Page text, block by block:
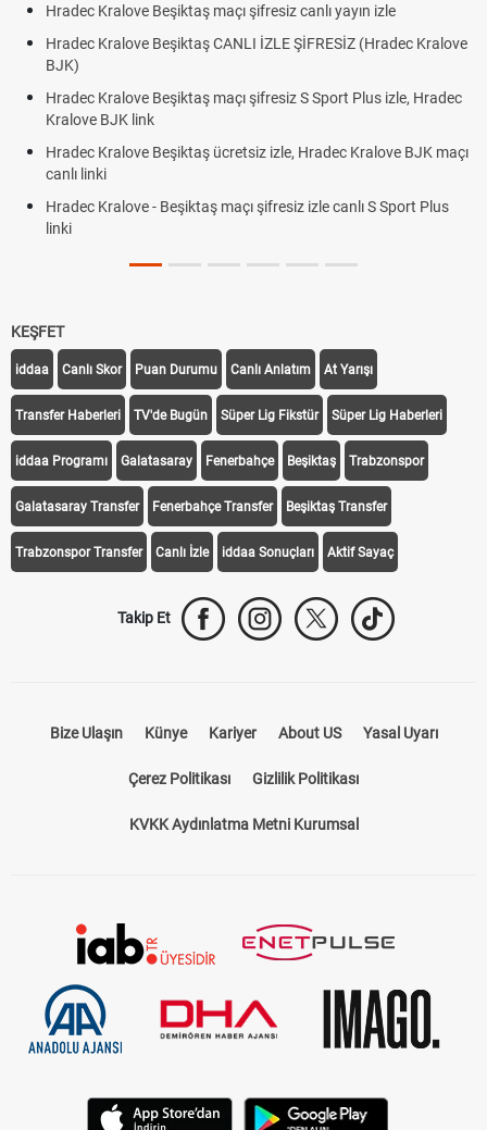
maçı şifresiz canlı yayın izle
CANLI İZLE ŞİFRESİZ (Hradec Kralove
maçı şifresiz S Sport Plus izle, Hradec
ücretsiz izle, Hradec Kralove BJK maçı
Beşiktaş maçı şifresiz izle canlı S Sport Plus
Hradec Kralove -
Hradec Kralove
Trivela Nedir?
Plonjon Nedir?
KEŞFET
iddaa Canlı Skor Puan Durumu Canlı Anlatım At Yarışı
Transfer Haberleri TV'de Bugün Süper Lig Fikstür Süper Lig Haberleri
iddaa Programı Galatasaray Fenerbahçe Beşiktaş Trabzonspor
Galatasaray Transfer Fenerbahçe Transfer Beşiktaş Transfer
Trabzonspor Transfer Canlı İzle iddaa Sonuçları Aktif Sayaç
Takip Et
Bize Ulaşın Künye Kariyer About US Yasal Uyarı
Çerez Politikası Gizlilik Politikası
KVKK Aydınlatma Metni Kurumsal